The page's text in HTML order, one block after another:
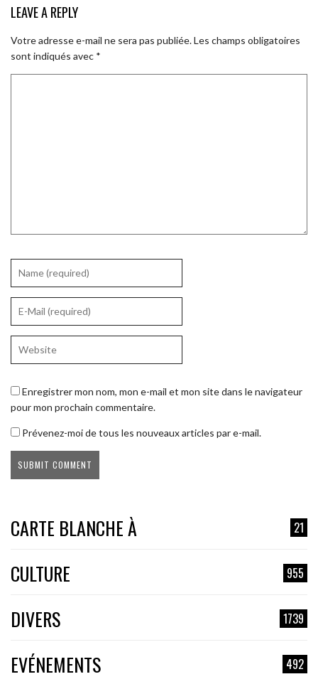
LEAVE A REPLY
Votre adresse e-mail ne sera pas publiée.Les champs obligatoires
sont indiqués avec *
Enregistrer mon nom, mon e-mail et mon site dans le navigateur
pour mon prochain commentaire.
Prévenez-moi de tous les nouveaux articles par e-mail.
CARTE BLANCHE À 21
CULTURE 955
DIVERS 1739
EVÉNEMENTS 492